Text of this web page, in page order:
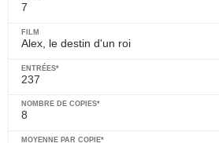
7
Alex, le destin d'un roi
237
8